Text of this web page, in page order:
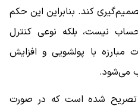
کند. بنابراین این حکم
نیست، بلکه نوعی کنترل
با پولشویی و افزایش
می‌شود.
تصریح شده است که در صورت